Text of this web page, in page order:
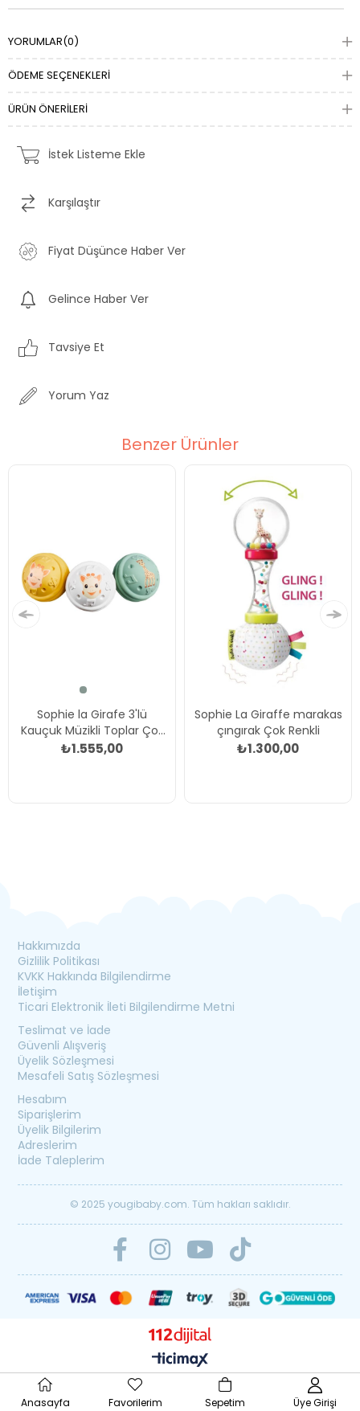
YORUMLAR(0)
ÖDEME SEÇENEKLERI
ÜRÜN ÖNERILERI
İstek Listeme Ekle
Karşılaştır
Fiyat Düşünce Haber Ver
Gelince Haber Ver
Tavsiye Et
Yorum Yaz
Benzer Ürünler
Sophie la Girafe 3'lü
Kauçuk Müzikli Toplar Çok
Renkli
₺1.555,00
Sophie La Giraffe marakas
çıngırak Çok Renkli
₺1.300,00
Hakkımızda
Gizlilik Politikası
KVKK Hakkında Bilgilendirme
İletişim
Ticari Elektronik İleti Bilgilendirme Metni
Teslimat ve İade
Güvenli Alışveriş
Üyelik Sözleşmesi
Mesafeli Satış Sözleşmesi
Hesabım
Siparişlerim
Üyelik Bilgilerim
Adreslerim
İade Taleplerim
© 2025 yougibaby.com. Tüm hakları saklıdır.
Anasayfa Favorilerim Sepetim Üye Girişi